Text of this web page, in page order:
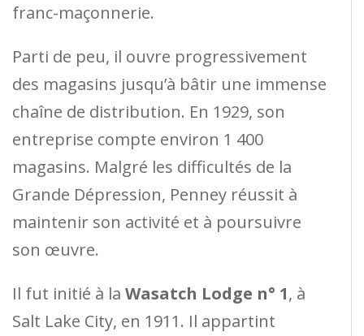
franc-maçonnerie.
Parti de peu, il ouvre progressivement
des magasins jusqu’à bâtir une immense
chaîne de distribution. En 1929, son
entreprise compte environ 1 400
magasins. Malgré les difficultés de la
Grande Dépression, Penney réussit à
maintenir son activité et à poursuivre
son œuvre.
Il fut initié à la Wasatch Lodge n° 1, à
Salt Lake City, en 1911. Il appartint